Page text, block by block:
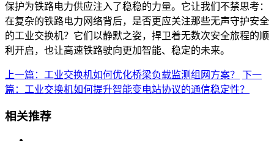
保护为铁路电力供应注入了稳稳的力量。它让我们不禁思考：
在复杂的铁路电力网络背后，是否更应关注那些无声守护安全
的工业交换机？它们以静默之姿，捍卫着无数次安全旅程的顺
利开启，也让高速铁路驶向更加智能、稳定的未来。
上一篇：工业交换机如何优化桥梁负载监测组网方案？
下一
篇：工业交换机如何提升智能变电站协议的通信稳定性？
相关推荐